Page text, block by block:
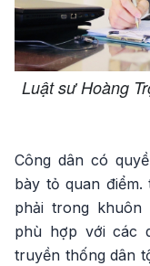
Luật sư Hoàng
Công dân có
bày tỏ quan
phải trong
phù hợp với các
truyền thống dân